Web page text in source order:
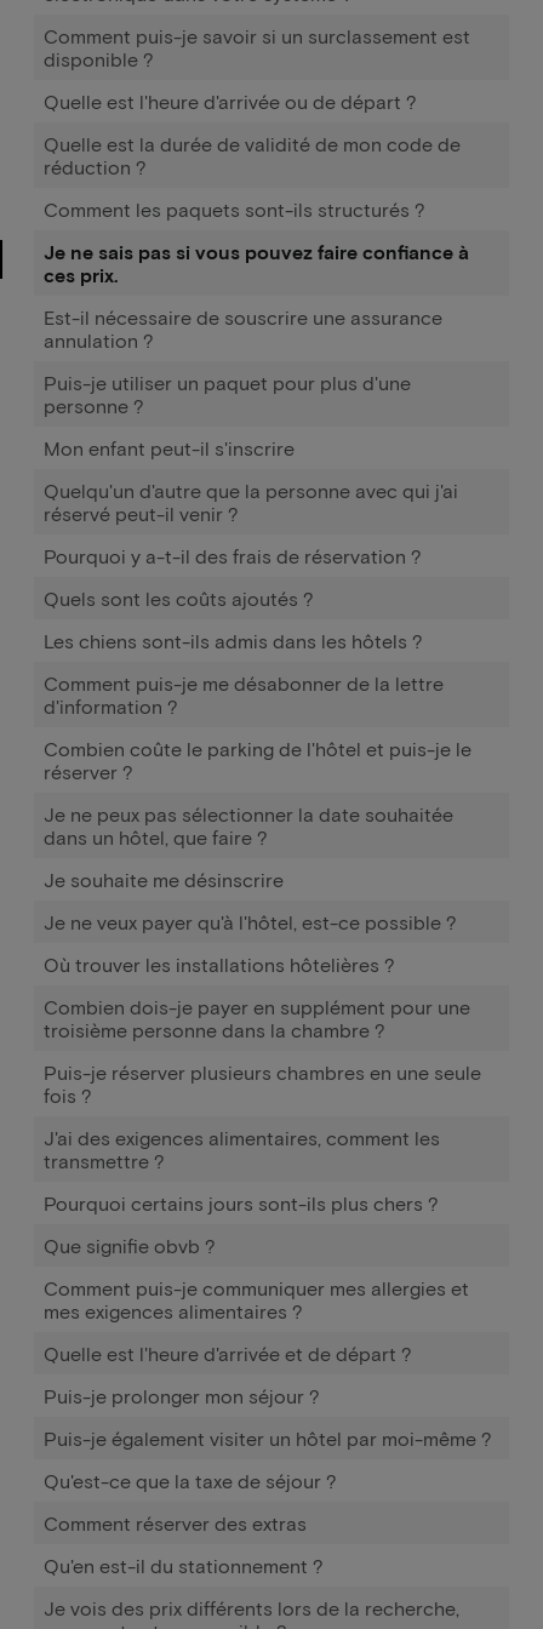
Comment puis-je savoir si un surclassement est
disponible ?
Quelle est l'heure d'arrivée ou de départ ?
Quelle est la durée de validité de mon code de
réduction ?
Comment les paquets sont-ils structurés ?
Je ne sais pas si vous pouvez faire confiance à
ces prix.
Est-il nécessaire de souscrire une assurance
annulation ?
Puis-je utiliser un paquet pour plus d'une
personne ?
Mon enfant peut-il s'inscrire
Quelqu'un d'autre que la personne avec qui j'ai
réservé peut-il venir ?
Pourquoi y a-t-il des frais de réservation ?
Quels sont les coûts ajoutés ?
Les chiens sont-ils admis dans les hôtels ?
Comment puis-je me désabonner de la lettre
d'information ?
Combien coûte le parking de l'hôtel et puis-je le
réserver ?
Je ne peux pas sélectionner la date souhaitée
dans un hôtel, que faire ?
Je souhaite me désinscrire
Je ne veux payer qu'à l'hôtel, est-ce possible ?
Où trouver les installations hôtelières ?
Combien dois-je payer en supplément pour une
troisième personne dans la chambre ?
Puis-je réserver plusieurs chambres en une seule
fois ?
J'ai des exigences alimentaires, comment les
transmettre ?
Pourquoi certains jours sont-ils plus chers ?
Que signifie obvb ?
Comment puis-je communiquer mes allergies et
mes exigences alimentaires ?
Quelle est l'heure d'arrivée et de départ ?
Puis-je prolonger mon séjour ?
Puis-je également visiter un hôtel par moi-même ?
Qu'est-ce que la taxe de séjour ?
Comment réserver des extras
Qu'en est-il du stationnement ?
Je vois des prix différents lors de la recherche,